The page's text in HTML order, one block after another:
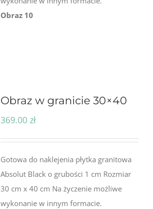
Obraz 10
Obraz w granicie 30×40
369.00 zł
Gotowa do naklejenia płytka granitowa
Absolut Black o grubości 1 cm Rozmiar
30 cm x 40 cm Na życzenie możliwe
wykonanie w innym formacie.